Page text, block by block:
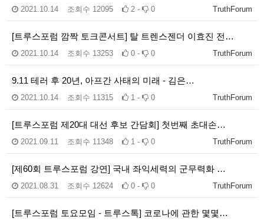
TruthForum
2021.10.14 조회수 12095 2 - 0
[트루스포럼 깜짝 토크콘서트] 탈 트렌스젠더 이효진 전…
TruthForum
2021.10.14 조회수 13253 0 - 0
9.11 테러 후 20년, 아프간 사태의 미래 - 김은…
TruthForum
2021.10.14 조회수 11315 1 - 0
[트루스포럼 제20대 대선 후보 간담회] 첫번째 초대손…
TruthForum
2021.09.11 조회수 11348 1 - 0
[제60회 트루스포럼 강연] 국내 좌익세력의 군무력화 …
TruthForum
2021.08.31 조회수 12624 0 - 0
[트루스포럼 토요모임 - 트루스톡] 코로나에 관한 몇몇…